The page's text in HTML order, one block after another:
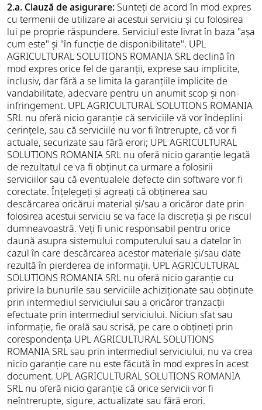
2.a. Clauză de asigurare: Sunteți de acord în mod expres
cu termenii de utilizare ai acestui serviciu și cu folosirea
lui pe proprie răspundere. Serviciul este livrat în baza "așa
cum este" și "în funcție de disponibilitate". UPL
AGRICULTURAL SOLUTIONS ROMANIA SRL declină în
mod expres orice fel de garanții, exprese sau implicite,
inclusiv, dar fără a se limita la garanțiile implicite de
vandabilitate, adecvare pentru un anumit scop și non-
infringement. UPL AGRICULTURAL SOLUTIONS ROMANIA
SRL nu oferă nicio garanție că serviciile vă vor îndeplini
cerințele, sau că serviciile nu vor fi întrerupte, că vor fi
actuale, securizate sau fără erori; UPL AGRICULTURAL
SOLUTIONS ROMANIA SRL nu oferă nicio garanție legată
de rezultatul ce va fi obținut ca urmare a folosirii
serviciilor sau că eventualele defecte din software vor fi
corectate. Înțelegeți și agreați că obținerea sau
descărcarea oricărui material și/sau a oricăror date prin
folosirea acestui serviciu se va face la discreția și pe riscul
dumneavoastră. Veți fi unic responsabil pentru orice
daună asupra sistemului computerului sau a datelor în
cazul în care descărcarea acestor materiale și/sau date
rezultă în pierderea de informații. UPL AGRICULTURAL
SOLUTIONS ROMANIA SRL nu oferă nicio garanție cu
privire la bunurile sau serviciile achiziționate sau obținute
prin intermediul serviciului sau a oricăror tranzacții
efectuate prin intermediul serviciului. Niciun sfat sau
informație, fie orală sau scrisă, pe care o obțineți prin
corespondența UPL AGRICULTURAL SOLUTIONS
ROMANIA SRL sau prin intermediul serviciului, nu va crea
nicio garanție care nu este făcută în mod expres în acest
document. UPL AGRICULTURAL SOLUTIONS ROMANIA
SRL nu oferă nicio garanție că orice servicii vor fi
neîntrerupte, sigure, actualizate sau fără erori.